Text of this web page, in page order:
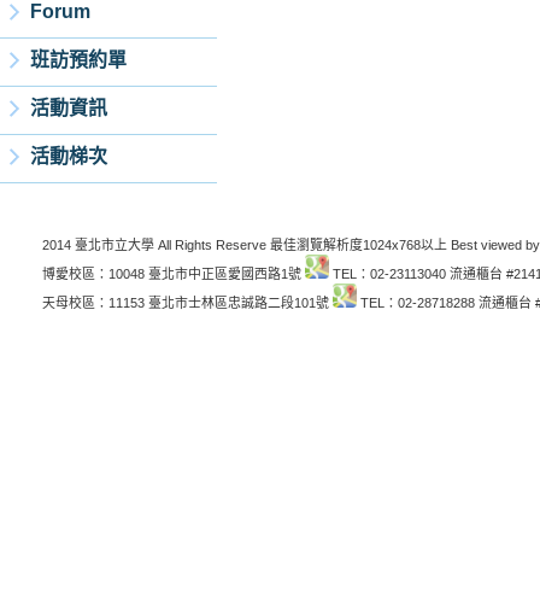
Forum
班訪預約單
活動資訊
活動梯次
2014 臺北市立大學 All Rights Reserve 最佳瀏覽解析度1024x768以上 Best viewed
博愛校區：10048 臺北市中正區愛國西路1號
TEL：02-23113040 流通櫃台
天母校區：11153 臺北市士林區忠誠路二段101號
TEL：02-28718288 流通櫃台